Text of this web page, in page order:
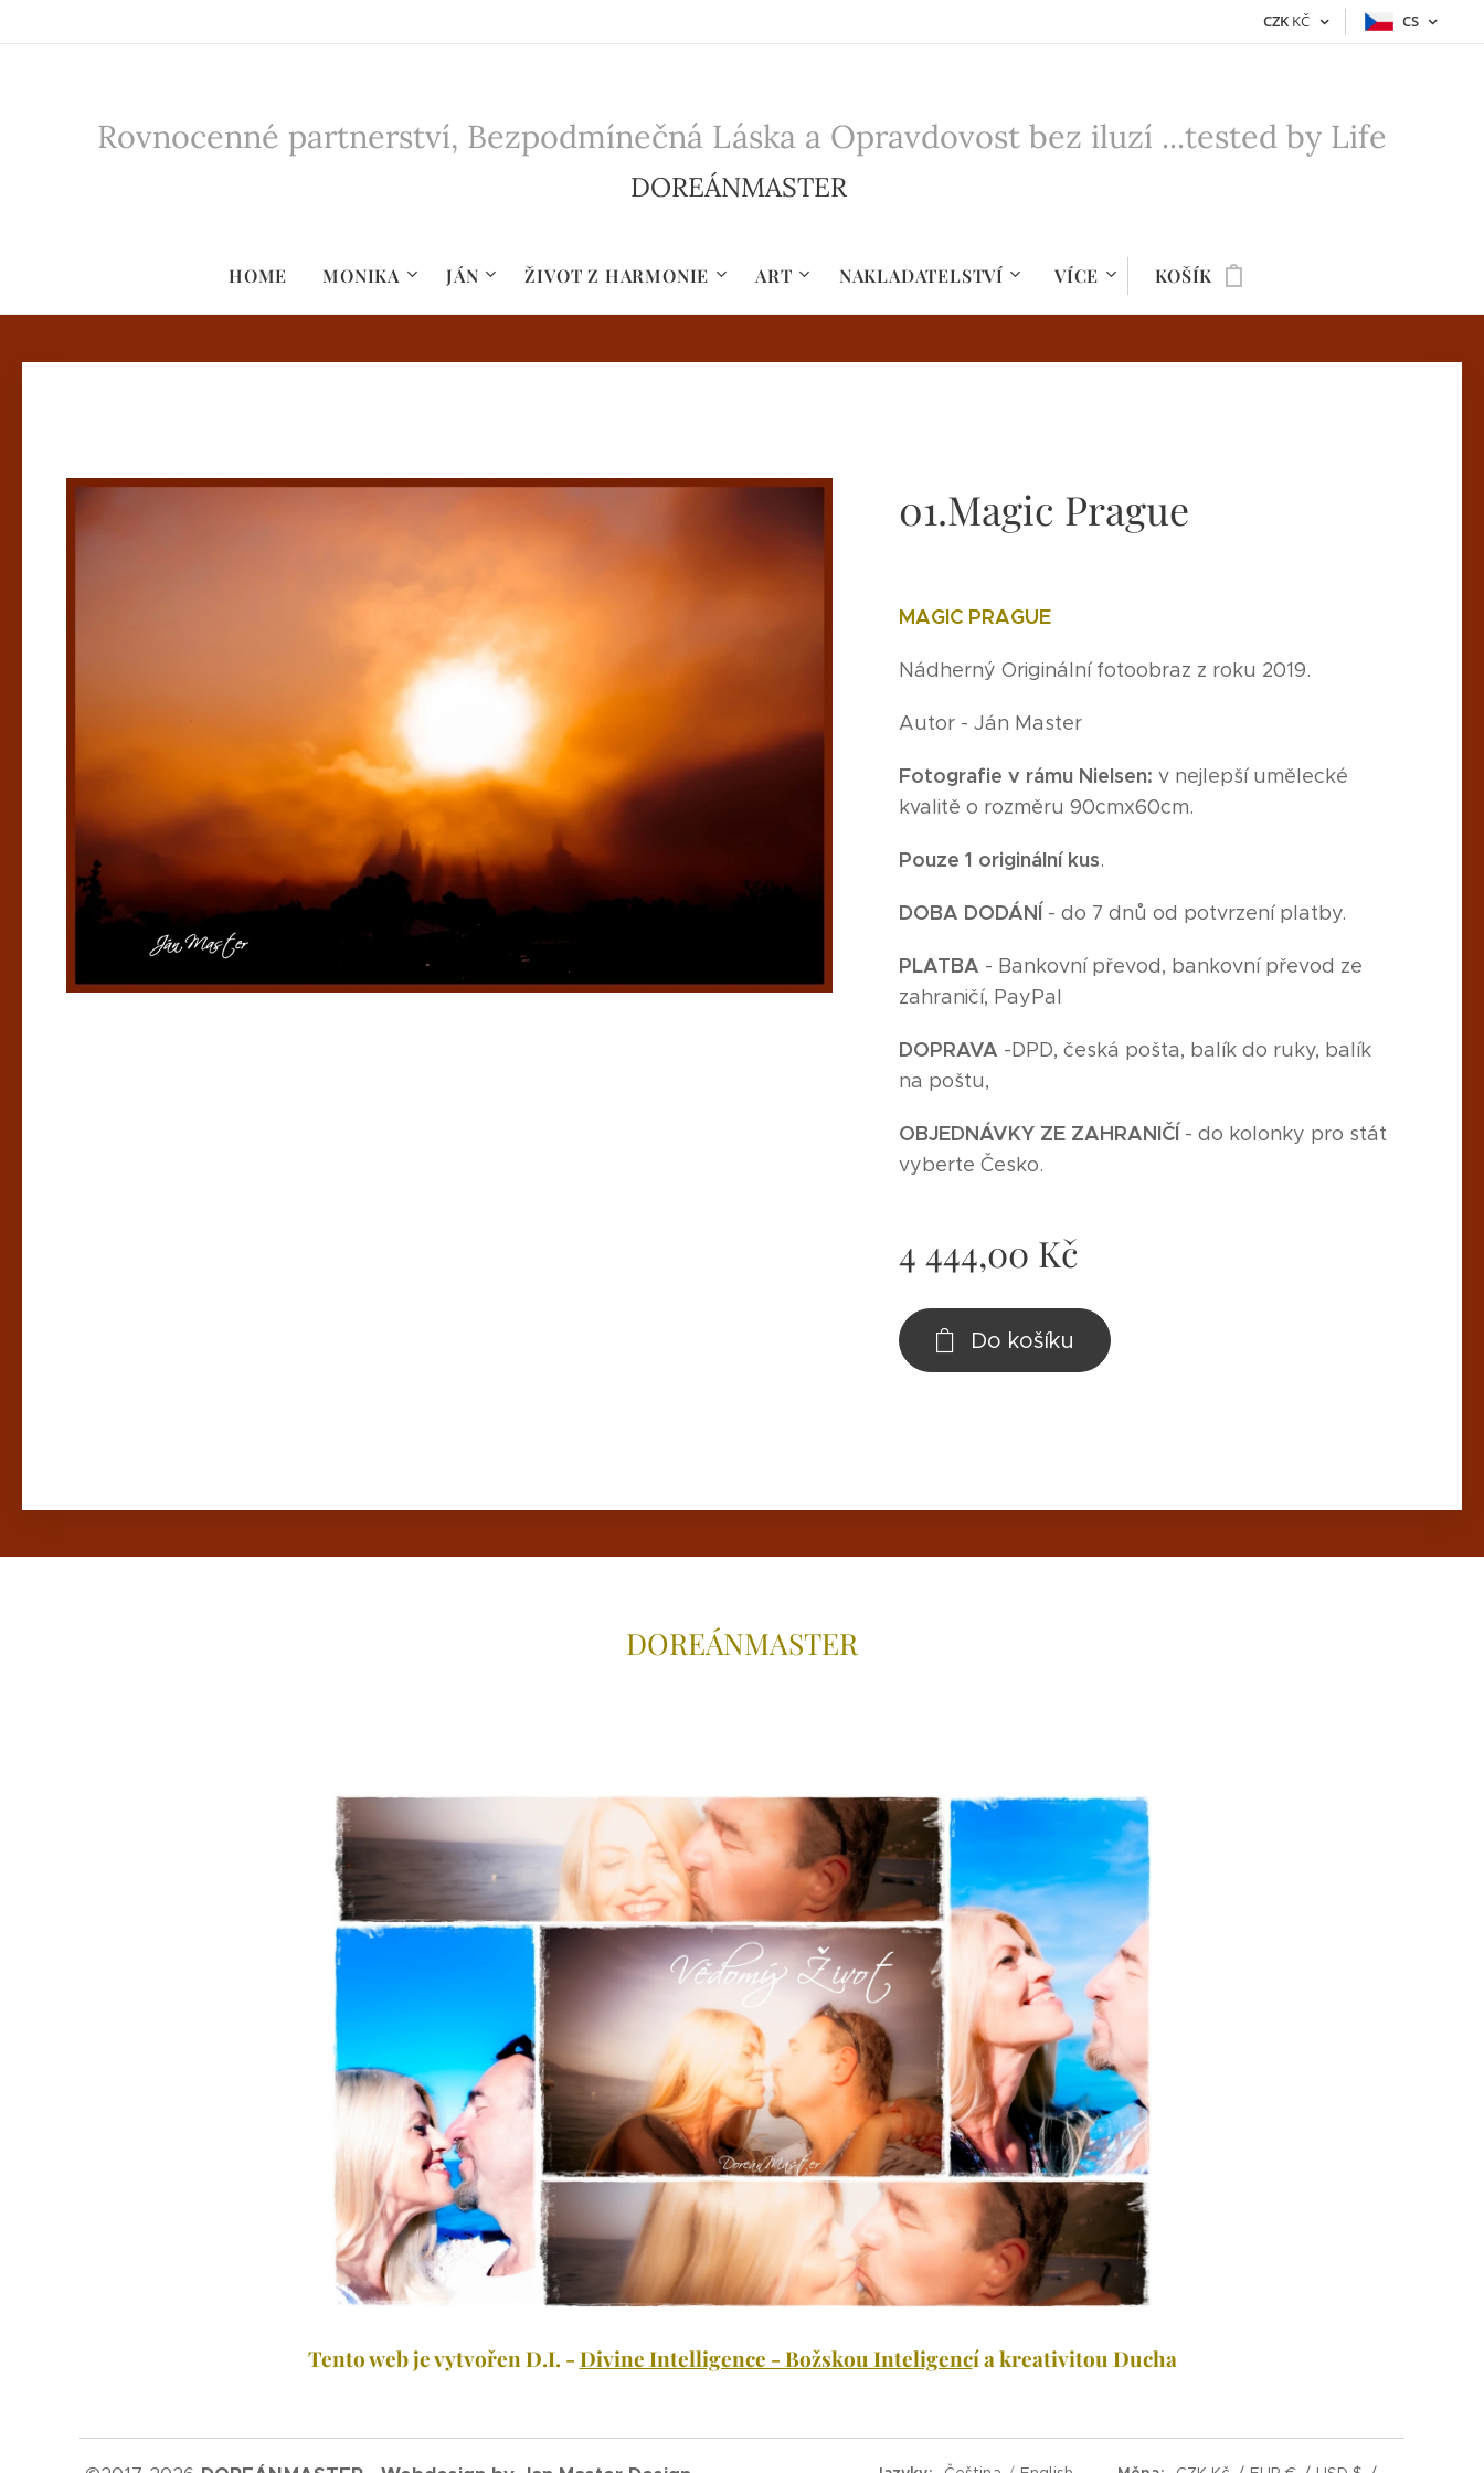
CZK KČ CS
Rovnocenné partnerství, Bezpodmínečná Láska a Opravdovost bez iluzí ...tested by Life
DOREÁNMASTER
HOME MONIKA JÁN ŽIVOT Z HARMONIE ART NAKLADATELSTVÍ VÍCE KOŠÍK
01.Magic Prague
MAGIC PRAGUE
Nádherný Originální fotoobraz z roku 2019.
Autor - Ján Master
Fotografie v rámu Nielsen:v nejlepší umělecké
kvalitě o rozměru 90cmx60cm.
Pouze 1 originální kus.
DOBA DODÁNÍ - do 7 dnů od potvrzení platby.
PLATBA - Bankovní převod, bankovní převod ze
zahraničí, PayPal
DOPRAVA -DPD, česká pošta, balík do ruky, balík
na poštu,
OBJEDNÁVKY ZE ZAHRANIČÍ - do kolonky pro stát
vyberte Česko.
4 444,00 Kč
Do košíku
DOREÁNMASTER
Tento web je vytvořen D.I. -Divine Intelligence - Božskou Inteligencí a kreativitou Ducha